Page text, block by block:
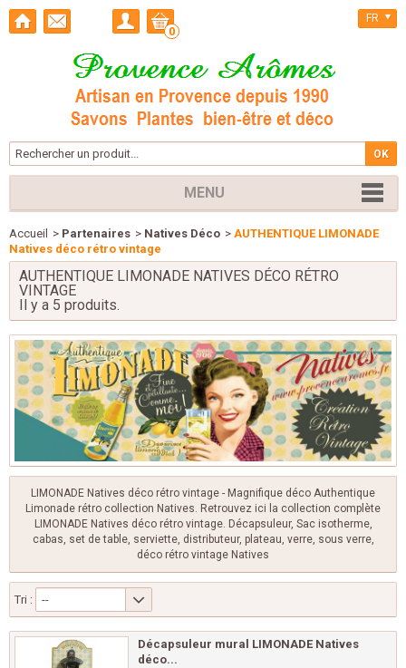
0
FR
MENU
Accueil > Partenaires > Natives Déco > AUTHENTIQUE LIMONADE
Natives déco rétro vintage
AUTHENTIQUE LIMONADE NATIVES DÉCO RÉTRO
VINTAGE
Il y a 5 produits.
LIMONADE Natives déco rétro vintage - Magnifique déco Authentique
Limonade rétro collection Natives. Retrouvez ici la collection complète
LIMONADE Natives déco rétro vintage. Décapsuleur, Sac isotherme,
cabas, set de table, serviette, distributeur, plateau, verre, sous verre,
déco rétro vintage Natives
Tri : --
Décapsuleur mural LIMONADE Natives
déco...